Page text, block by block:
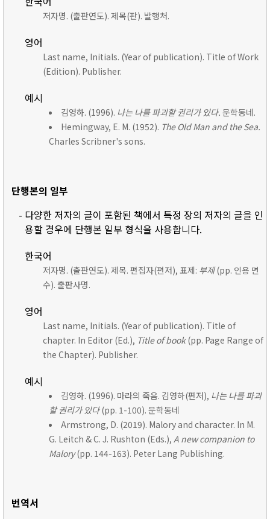
저자명. (출판연도). 제목(판). 발행처.
영어
Last name, Initials. (Year of publication). Title of Work
(Edition). Publisher.
예시
김영하. (1996). 나는 나를 파괴할 권리가 있다. 문학동네.
Hemingway, E. M. (1952). The Old Man and the Sea.
Charles Scribner's sons.
단행본의 일부
- 다양한 저자의 글이 포함된 책에서 특정 장의 저자의 글을 인
용할 경우에 단행본 일부 형식을 사용합니다.
한국어
저자명. (출판연도). 제목. 편집자(편저), 표제: 부제(pp. 인용 면
수). 출판사명.
영어
Last name, Initials. (Year of publication). Title of
chapter. In Editor (Ed.), Title of book(pp. Page Range of
the Chapter). Publisher.
예시
김영하. (1996). 마라의 죽음. 김영하(편저), 나는 나를 파괴
할 권리가 있다(pp. 1-100). 문학동네
Armstrong, D. (2019). Malory and character. In M.
G. Leitch & C. J. Rushton (Eds.), A new companion to
Malory(pp. 144-163). Peter Lang Publishing.
번역서